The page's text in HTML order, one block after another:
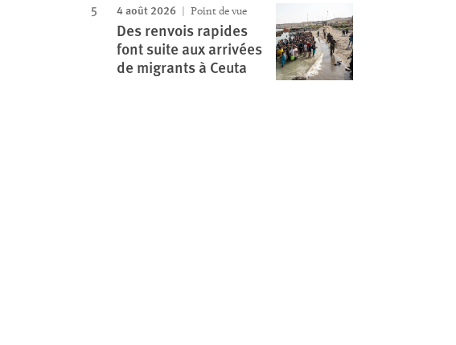
4 août 2026 Point de vue
Des renvois rapides
font suite aux arrivées
de migrants à Ceuta